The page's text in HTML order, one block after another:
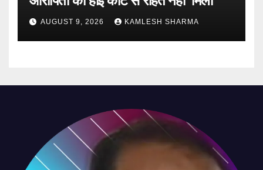
AUGUST 9, 2026 KAMLESH SHARMA